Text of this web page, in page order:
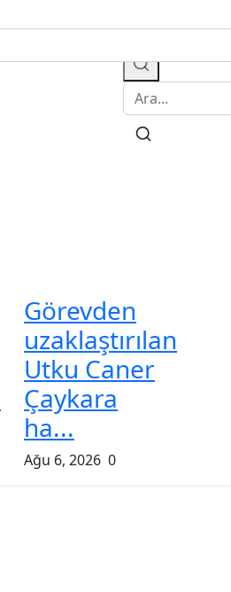
Görevden
uzaklaştırılan
Utku Caner
Çaykara
ha...
Ağu 6, 2026 0